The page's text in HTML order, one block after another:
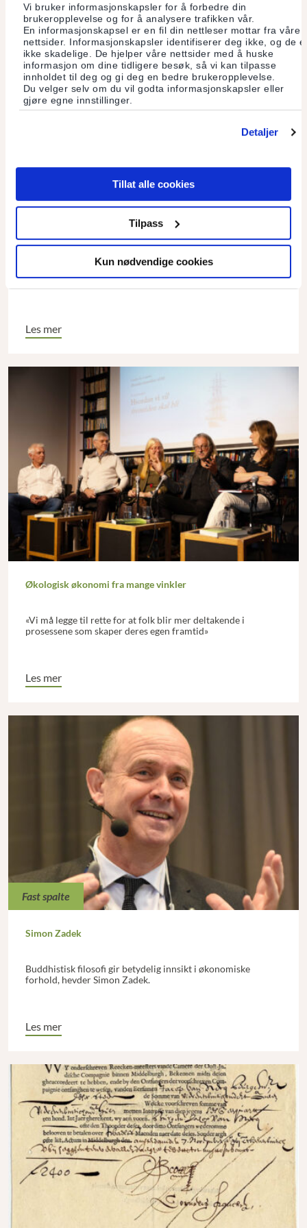
Vi bruker informasjonskapsler for å forbedre din
brukeropplevelse og for å analysere trafikken vår.
En informasjonskapsel er en fil din nettleser mottar fra våre
nettsider. Informasjonskapsler identifiserer deg ikke, og de
ikke skadelige. De hjelper våre nettsider med å huske
informasjon om dine tidligere besøk, så vi kan tilpasse
innholdet til deg og gi deg en bedre brukeropplevelse.
Du velger selv om du vil godta informasjonskapsler eller
gjøre egne innstillinger.
Detaljer
Tillat alle cookies
Tilpass
Kun nødvendige cookies
Fast spalte
Fattigdom er ikke skapt av fattige mennesker.
Les mer
Økologisk økonomi fra mange vinkler
«Vi må legge til rette for at folk blir mer deltakende i
prosessene som skaper deres egen framtid»
Les mer
Fast spalte
Simon Zadek
Buddhistisk filosofi gir betydelig innsikt i økonomiske
forhold, hevder Simon Zadek.
Les mer